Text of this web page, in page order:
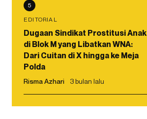
5
EDITORIAL
Dugaan Sindikat Prostitusi Anak
di Blok M yang Libatkan WNA:
Dari Cuitan di X hingga ke Meja
Polda
Risma Azhari 3 bulan lalu